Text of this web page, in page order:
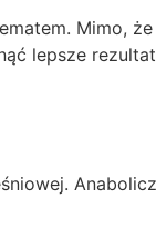
Mimo,
lepsze